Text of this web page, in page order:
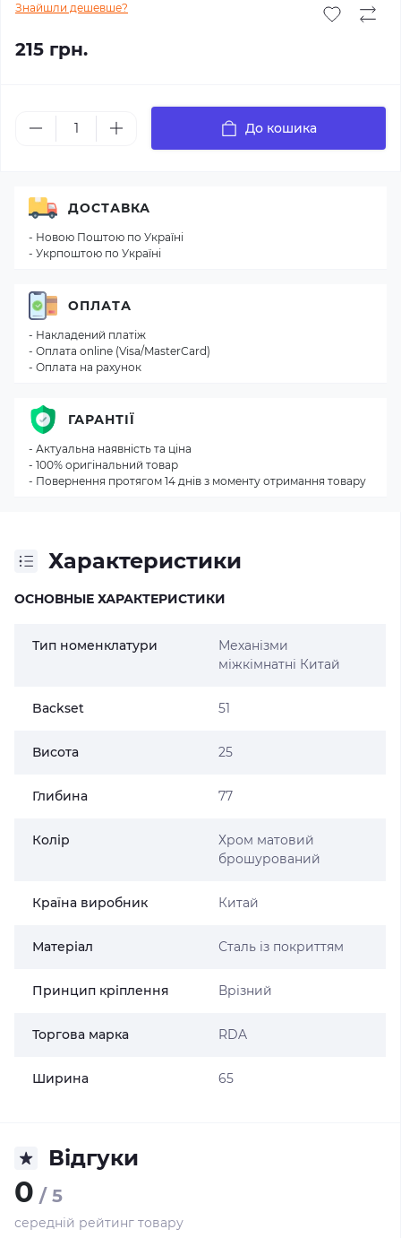
Знайшли дешевше?
215 грн.
До кошика
Характеристики
ОСНОВНЫЕ ХАРАКТЕРИСТИКИ
Тип номенклатури
Механізми
міжкімнатні Китай
Backset 51
Висота 25
Глибина 77
Колір
Хром матовий
брошурований
Країна виробник Китай
Матеріал Сталь із покриттям
Принцип кріплення Врізний
Торгова марка RDA
Ширина 65
Відгуки
0 / 5
середній рейтинг товару
ДОСТАВКА
- Новою Поштою по Україні
- Укрпоштою по Україні
ОПЛАТА
- Накладений платіж
- Оплата online (Visa/MasterCard)
- Оплата на рахунок
ГАРАНТІЇ
- Актуальна наявність та ціна
- 100% оригінальний товар
- Повернення протягом 14 днів з моменту отримання товару